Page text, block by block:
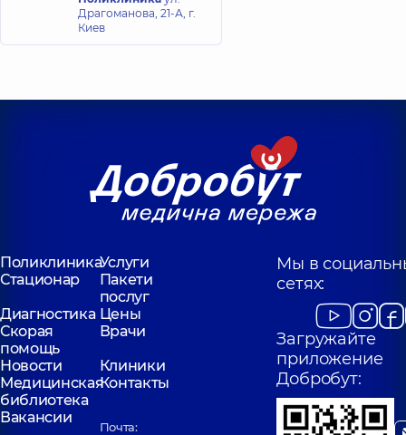
Драгоманова, 21-А, г.
Киев
ПоликлиникаУслуги
Стационар
Пакети
послуг
Диагностика Цены
Скорая
помощь
Врачи
Новости
Клиники
Медицинская
библиотека
Контакты
Вакансии
Почта:
Мы в
сетях:
Загружайте
приложение
Добробут: